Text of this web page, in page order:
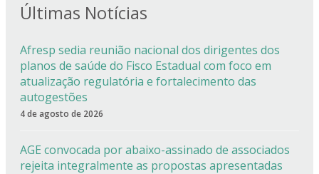
Últimas Notícias
Afresp sedia reunião nacional dos dirigentes dos
planos de saúde do Fisco Estadual com foco em
atualização regulatória e fortalecimento das
autogestões
4 de agosto de 2026
AGE convocada por abaixo-assinado de associados
rejeita integralmente as propostas apresentadas